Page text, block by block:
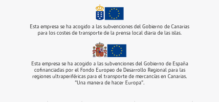
Esta empresa se ha acogido a las subvenciones del Gobierno de Canarias
para los costes de transporte de la prensa local diaria de las islas.
Esta empresa se ha acogido a las subvenciones del Gobierno de España
cofinanciadas por el Fondo Europeo de Desarrollo Regional para las
regiones ultraperiféricas para el transporte de mercancías en Canarias.
“Una manera de hacer Europa”.